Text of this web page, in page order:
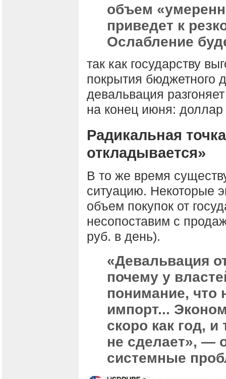
объем
приведет к
Ослабление
так как государству
покрытия бюджетного
девальвация
на конец июня:
Радикальная
откладывается»
В то же время
ситуацию. Некоторые
объем покупок от
несопоставим с
руб. в день).
«Девальвация
почему у
понимание, что
импорт...
скоро как год,
не сделает», —
системные